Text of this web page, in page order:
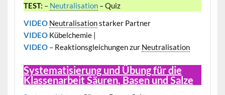
TEST: – Neutralisation– Quiz
VIDEO Neutralisationstarker Partner
VIDEOKübelchemie |
VIDEO – Reaktionsgleichungen zur Neutralisation
Systematisierung und Übung für die
Klassenarbeit Säuren, Basen und Salze